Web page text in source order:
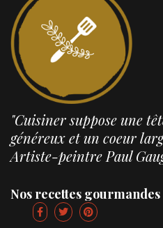
"Cuisiner suppose une
généreux et un coeur
Artiste-peintre Paul
Nos recettes gourmandes